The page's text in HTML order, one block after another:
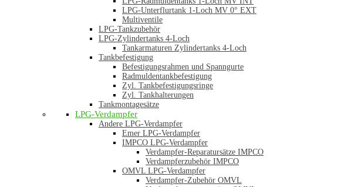
LPG-Unterflurtank 1-Loch MV 0° EXT
Multiventile
LPG-Tankzubehör
LPG-Zylindertanks 4-Loch
Tankarmaturen Zylindertanks 4-Loch
Tankbefestigung
Befestigungsrahmen und Spanngurte
Radmuldentankbefestigung
Zyl. Tankbefestigungsringe
Zyl. Tankhalterungen
Tankmontagesätze
LPG-Verdampfer
Andere LPG-Verdampfer
Emer LPG-Verdampfer
IMPCO LPG-Verdampfer
Verdampfer-Reparatursätze IMPCO
Verdampferzubehör IMPCO
OMVL LPG-Verdampfer
Verdampfer-Zubehör OMVL